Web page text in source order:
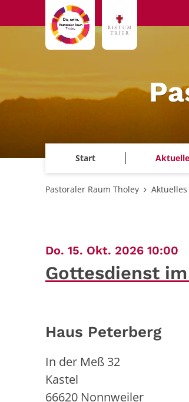
Zum Inhalt springen
Start
Pastoraler Raum Tholey Aktuelles
Do. 15. Okt. 2026 10:00
Gottesdienst
Haus Peterberg
In der Meß 32
Kastel
66620 Nonnweiler